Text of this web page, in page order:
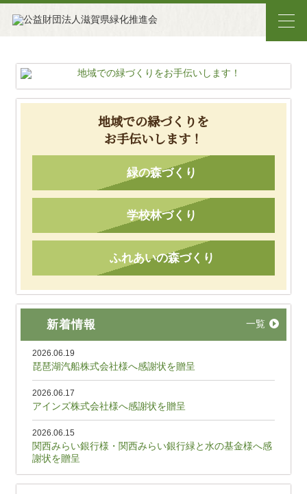
地域での緑づくりを
お手伝いします！
緑の森づくり
学校林づくり
ふれあいの森づくり
新着情報 一覧
2026.06.19
琵琶湖汽船株式会社様へ感謝状を贈呈
2026.06.17
アインズ株式会社様へ感謝状を贈呈
2026.06.15
関西みらい銀行様・関西みらい銀行緑と水の基金様へ感
謝状を贈呈